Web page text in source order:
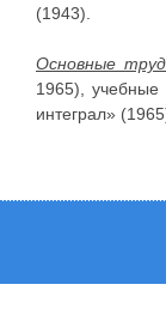
(1943).
Основные
1965),
интеграл»